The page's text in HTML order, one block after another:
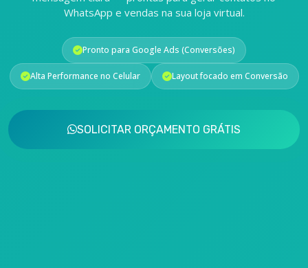
WhatsApp e vendas na sua loja virtual.
Pronto para Google Ads (Conversões)
Alta Performance no Celular Layout focado em Conversão
SOLICITAR ORÇAMENTO GRÁTIS